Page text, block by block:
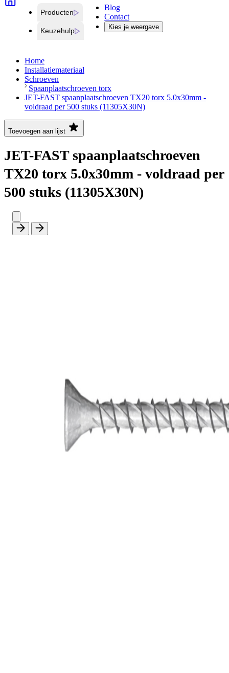
Producten
Keuzehulp
Blog
Contact
Kies je weergave
Home
Installatiemateriaal
Schroeven
Spaanplaatschroeven torx
JET-FAST spaanplaatschroeven TX20 torx 5.0x30mm -
voldraad per 500 stuks (11305X30N)
Toevoegen aan lijst
JET-FAST spaanplaatschroeven
TX20 torx 5.0x30mm - voldraad per
500 stuks (11305X30N)